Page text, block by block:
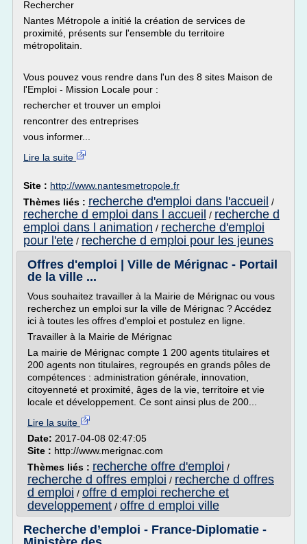
Rechercher
Nantes Métropole a initié la création de services de
proximité, présents sur l'ensemble du territoire
métropolitain.
Vous pouvez vous rendre dans l'un des 8 sites Maison de
l'Emploi - Mission Locale pour :
rechercher et trouver un emploi
rencontrer des entreprises
vous informer...
Lire la suite
Site : http://www.nantesmetropole.fr
Thèmes liés : recherche d'emploi dans l'accueil /
recherche d emploi dans l accueil / recherche d
emploi dans l animation / recherche d'emploi
pour l'ete / recherche d emploi pour les jeunes
Offres d'emploi | Ville de Mérignac - Portail
de la ville ...
Vous souhaitez travailler à la Mairie de Mérignac ou vous
recherchez un emploi sur la ville de Mérignac ? Accédez
ici à toutes les offres d'emploi et postulez en ligne.
Travailler à la Mairie de Mérignac
La mairie de Mérignac compte 1 200 agents titulaires et
200 agents non titulaires, regroupés en grands pôles de
compétences : administration générale, innovation,
citoyenneté et proximité, âges de la vie, territoire et vie
locale et développement. Ce sont ainsi plus de 200...
Lire la suite
Date: 2017-04-08 02:47:05
Site : http://www.merignac.com
Thèmes liés : recherche offre d'emploi /
recherche d offres emploi / recherche d offres
d emploi / offre d emploi recherche et
developpement / offre d emploi ville
Recherche d’emploi - France-Diplomatie -